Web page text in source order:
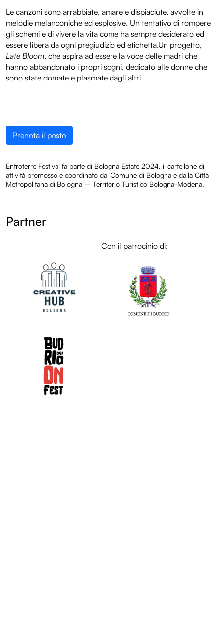
Le canzoni sono arrabbiate, amare e dispiaciute, avvolte in
melodie melanconiche ed esplosive. Un tentativo di rompere
gli schemi e di vivere la vita come ha sempre desiderato ed
essere libera da ogni pregiudizio ed etichetta.Un progetto,
Late Bloom, che aspira ad essere la voce delle madri che
hanno abbandonato i propri sogni, dedicato alle donne che
sono state domate e plasmate dagli altri.
Prenota il posto
Entroterre Festival fa parte di Bologna Estate 2024, il cartellone di
attività promosso e coordinato dal Comune di Bologna e dalla Città
Metropolitana di Bologna – Territorio Turistico Bologna-Modena.
Partner
Con il patrocinio di: